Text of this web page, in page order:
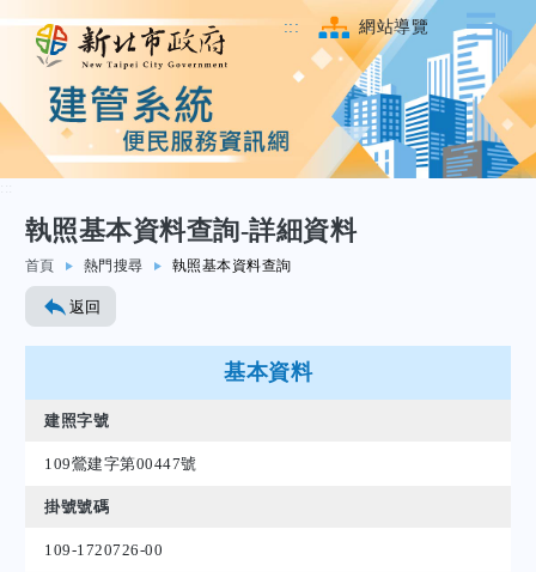
::: 網站導覽
跳至主要內容
執照基本資料查詢-詳細資料
首頁 熱門搜尋 執照基本資料查詢
返回
基本資料
建照字號
109鶯建字第00447號
掛號號碼
109-1720726-00